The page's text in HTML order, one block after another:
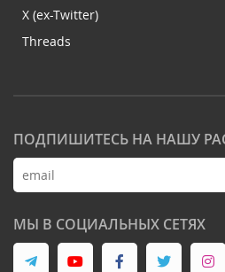
X (ex-Twitter)
Threads
ПОДПИШИТЕСЬ НА НАШУ
МЫ В СОЦИАЛЬНЫХ СЕТЯХ